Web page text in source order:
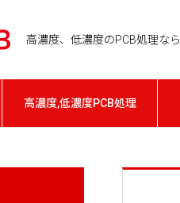
高濃度、低濃度のPCB処理な
高濃度,低濃度PCB処理